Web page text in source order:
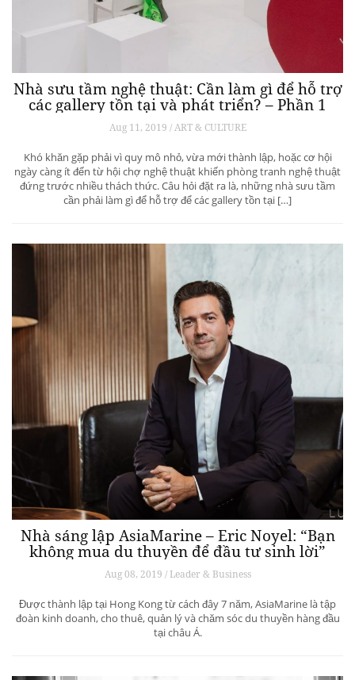
Nhà sưu tầm nghệ thuật: Cần làm gì để hỗ trợ
các gallery tồn tại và phát triển? – Phần 1
Aug 11, 2019 / ART & CULTURE
Khó khăn gặp phải vì quy mô nhỏ, vừa mới thành lập, hoặc cơ hội
ngày càng ít đến từ hội chợ nghệ thuật khiến phòng tranh nghệ thuật
đứng trước nhiều thách thức. Câu hỏi đặt ra là, những nhà sưu tầm
cần phải làm gì để hỗ trợ để các gallery tồn tại […]
Nhà sáng lập AsiaMarine – Eric Noyel: “Bạn
không mua du thuyền để đầu tư sinh lời”
Aug 08, 2019 / Leader & Business
Được thành lập tại Hong Kong từ cách đây 7 năm, AsiaMarine là tập
đoàn kinh doanh, cho thuê, quản lý và chăm sóc du thuyền hàng đầu
tại châu Á.